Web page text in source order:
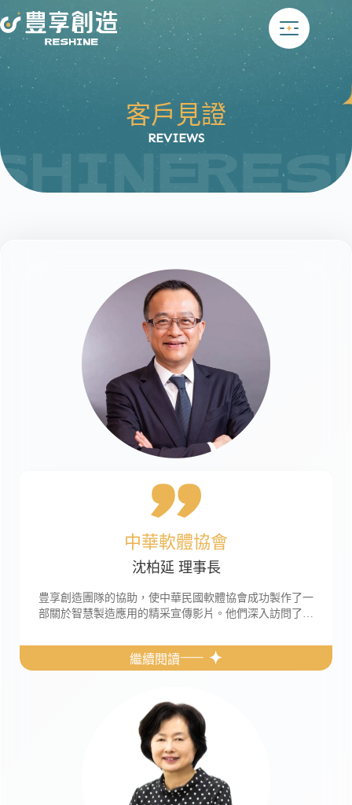
至
要
容
客戶見證
REVIEWS
中華軟體協會
沈柏延 理事長
豊享創造團隊的協助，使中華民國軟體協會成功製作了一
部關於智慧製造應用的精采宣傳影片。他們深入訪問了多
繼續閱讀